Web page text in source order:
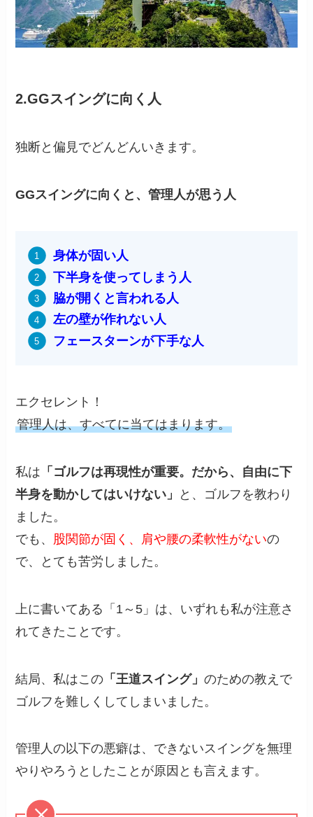
2.GGスイングに向く人
独断と偏見でどんどんいきます。
GGスイングに向くと、管理人が思う人
身体が固い人
下半身を使ってしまう人
脇が開くと言われる人
左の壁が作れない人
フェースターンが下手な人
エクセレント！
管理人は、すべてに当てはまります。
私は 「ゴルフは再現性が重要。だから、自由に下
半身を動かしてはいけない」
と、ゴルフを教わり
ました。
でも、 股関節が固く、肩や腰の柔軟性がないの
で、とても苦労しました。
上に書いてある「1～5」は、いずれも私が注意さ
れてきたことです。
結局、私はこの 「王道スイング」のための教えで
ゴルフを難しくしてしまいました。
管理人の以下の悪癖は、できないスイングを無理
やりやろうとしたことが原因とも言えます。